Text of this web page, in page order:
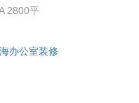
2800平
办公室装修